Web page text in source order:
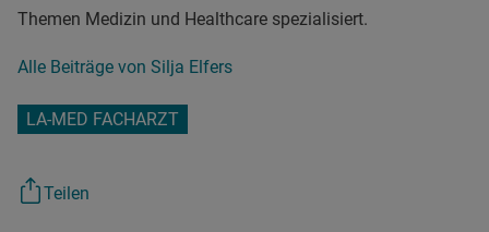
Themen Medizin und Healthcare spezialisiert.
Alle Beiträge von Silja Elfers
LA-MED FACHARZT
Teilen